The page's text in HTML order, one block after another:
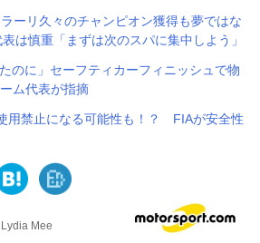
ーリ久々のチャンピオン獲得も夢ではな
は慎重「まずは次のスパに集中しよう」
のに」セーフティカーフィニッシュで物
ム代表が指摘
用禁止になる可能性も！？ FIAが安全性
Mee